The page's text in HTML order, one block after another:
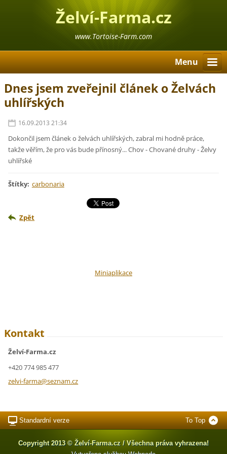
Želví-Farma.cz
www.Tortoise-Farm.com
Menu
Dnes jsem zveřejnil článek o Želvách
uhlířských
16.09.2013 21:34
Dokončil jsem článek o želvách uhlířských, zabral mi hodně práce,
takže věřím, že pro vás bude přínosný... Chov - Chované druhy - Želvy
uhlířské
Štítky: carbonaria
Zpět
Miniaplikace
Kontakt
Želví-Farma.cz
+420 774 985 477
zelvi-farma@seznam.cz
Standardní verze To Top
Copyright 2013 © Želví-Farma.cz / Všechna práva vyhrazena!